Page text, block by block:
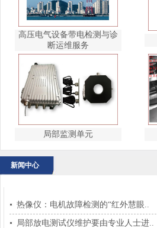
高压电气设备带电检测与诊
断运维服务
局部监测单元
新闻中心
热像仪：电机故障检测的“红外慧眼..
局部放电测试仪维护要由专业人士进..